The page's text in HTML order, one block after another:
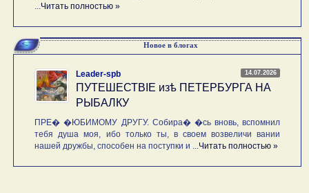
Читать полностью »
Новое в блогах
14.07.2026
Leader-spb
ПУТЕШЕСТВIE изѣ ПЕТЕРБУРГА НА
РЫБАЛКУ
ПРЕ� �ЮБИМОМУ ДРУГУ. Собира� �сь вновь, вспомнил
тебя душа моя, ибо только ты, в своем возвеличи вании
нашей дружбы, способен на поступки и ... Читать полностью »